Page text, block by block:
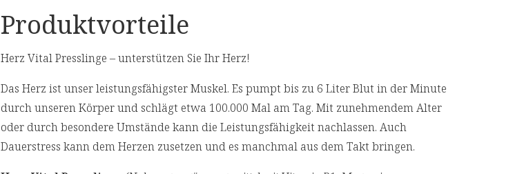
Produktvorteile
Herz Vital Presslinge – unterstützen Sie Ihr Herz!
Das Herz ist unser leistungsfähigster Muskel. Es pumpt bis zu 6 Liter Blut in der Minute
durch unseren Körper und schlägt etwa 100.000 Mal am Tag. Mit zunehmendem Alter
oder durch besondere Umstände kann die Leistungsfähigkeit nachlassen. Auch
Dauerstress kann dem Herzen zusetzen und es manchmal aus dem Takt bringen.